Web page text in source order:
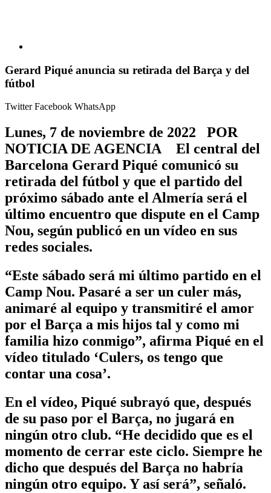
Gerard Piqué anuncia su retirada del Barça y del
fútbol
TwitterFacebook WhatsApp
Lunes, 7 de noviembre de 2022 POR
NOTICIA DE AGENCIA El central del
Barcelona Gerard Piqué comunicó su
retirada del fútbol y que el partido del
próximo sábado ante el Almería será el
último encuentro que dispute en el Camp
Nou, según publicó en un vídeo en sus
redes sociales.
“Este sábado será mi último partido en el
Camp Nou. Pasaré a ser un culer más,
animaré al equipo y transmitiré el amor
por el Barça a mis hijos tal y como mi
familia hizo conmigo”, afirma Piqué en el
vídeo titulado ‘Culers, os tengo que
contar una cosa’.
En el vídeo, Piqué subrayó que, después
de su paso por el Barça, no jugará en
ningún otro club. “He decidido que es el
momento de cerrar este ciclo. Siempre he
dicho que después del Barça no habría
ningún otro equipo. Y así será”, señaló.